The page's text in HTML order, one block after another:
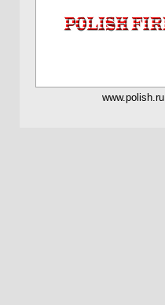
www.polish.ru